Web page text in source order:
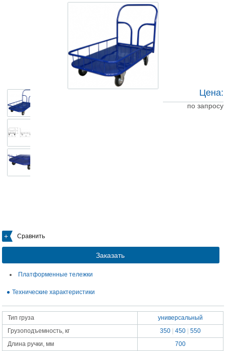
Сравнить
Заказать
Цена:
по запросу
Платформенные тележки
Технические характеристики
Тип груза
универсальный
Грузоподъемность, кг
350 |450 |550
Длина ручки, мм
700